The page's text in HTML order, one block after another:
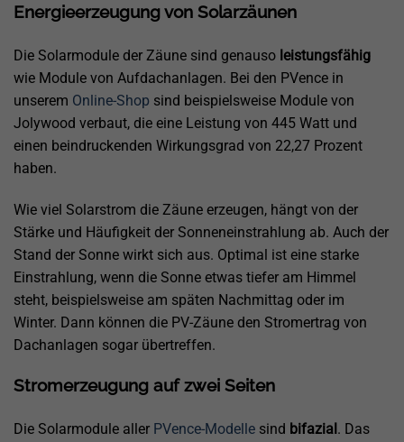
Energieerzeugung von Solarzäunen
Die Solarmodule der Zäune sind genauso leistungsfähig
wie Module von Aufdachanlagen. Bei den PVence in
unserem Online-Shop sind beispielsweise Module von
Jolywood verbaut, die eine Leistung von 445 Watt und
einen beindruckenden Wirkungsgrad von 22,27 Prozent
haben.
Wie viel Solarstrom die Zäune erzeugen, hängt von der
Stärke und Häufigkeit der Sonneneinstrahlung ab. Auch der
Stand der Sonne wirkt sich aus. Optimal ist eine starke
Einstrahlung, wenn die Sonne etwas tiefer am Himmel
steht, beispielsweise am späten Nachmittag oder im
Winter. Dann können die PV-Zäune den Stromertrag von
Dachanlagen sogar übertreffen.
Stromerzeugung auf zwei Seiten
Die Solarmodule aller PVence-Modelle sind bifazial . Das